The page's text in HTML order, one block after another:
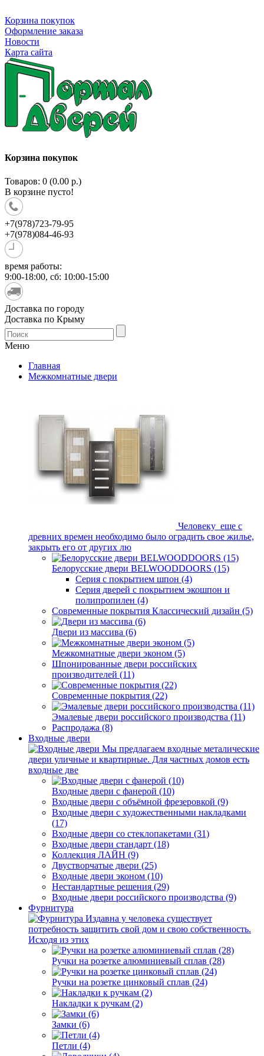
Корзина покупок
Оформление заказа
Новости
Карта сайта
Корзина покупок
Товаров: 0 (0.00 р.)
В корзине пусто!
+7(978)723-79-95
+7(978)084-46-93
время работы:
9:00-18:00, сб: 10:00-15:00
Доставка по городу
Доставка по Крыму
Меню
Главная
Межкомнатные двери
Человеку еще с
древних времен необходимо было оградить свое жилье,
закрыть его от других лю
Белорусские двери BELWOODDOORS (15)
Серия с покрытием шпон (4)
Серия дверей с покрытием экошпон и
полипропилен (4)
Современные покрытия Классический дизайн (5)
Двери из массива (6)
Межкомнатные двери эконом (5)
Шпонированные двери российских
производителей (11)
Современные покрытия (22)
Эмалевые двери российского производства (11)
Распродажа (8)
Входные двери
Мы предлагаем входные металические
двери уличные и квартирные. Для частных домов есть
входные две
Входные двери с фанерой (10)
Входные двери с объёмной фрезеровкой (9)
Входные двери с художественными накладками
(17)
Входные двери со стеклопакетами (31)
Входные двери стандарт (18)
Коллекция ЛАЙН (9)
Двустворчатые двери (25)
Входные двери эконом (10)
Нестандартные решения (29)
Входные двери российского производства (9)
Фурнитура
Издавна у человека существует
потребность защитить свой дом и свою собственность.
Исходя из этих
Ручки на розетке алюминиевый сплав (28)
Ручки на розетке цинковый сплав (24)
Накладки к ручкам (2)
Замки (6)
Петли (4)